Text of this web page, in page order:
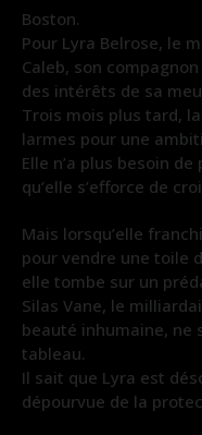
Boston.
Pour Lyra Belrose, le
Caleb, son
des intérêts de sa
Trois mois plus tard,
larmes pour une
Elle n’a plus besoin
qu’elle s’efforce de
Mais lorsqu’elle
pour vendre une toile
elle tombe sur un
Silas Vane, le
beauté inhumaine, ne
tableau.
Il sait que Lyra est
dépourvue de la